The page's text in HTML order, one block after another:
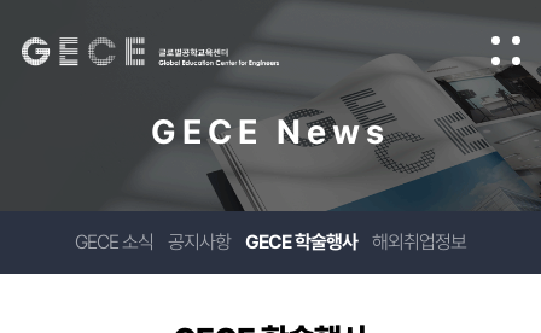
GECE News
GECE 소식 공지사항 GECE 학술행사 해외취업정보